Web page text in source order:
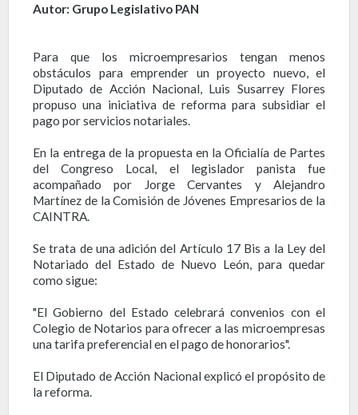
Autor: Grupo Legislativo PAN
Para que los microempresarios tengan menos
obstáculos para emprender un proyecto nuevo, el
Diputado de Acción Nacional, Luis Susarrey Flores
propuso una iniciativa de reforma para subsidiar el
pago por servicios notariales.
En la entrega de la propuesta en la Oficialía de Partes
del Congreso Local, el legislador panista fue
acompañado por Jorge Cervantes y Alejandro
Martínez de la Comisión de Jóvenes Empresarios de la
CAINTRA.
Se trata de una adición del Artículo 17 Bis a la Ley del
Notariado del Estado de Nuevo León, para quedar
como sigue:
"El Gobierno del Estado celebrará convenios con el
Colegio de Notarios para ofrecer a las microempresas
una tarifa preferencial en el pago de honorarios".
El Diputado de Acción Nacional explicó el propósito de
la reforma.